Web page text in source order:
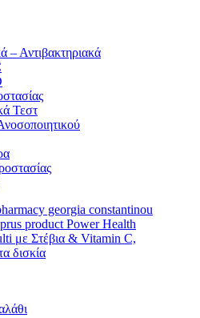
– Αντιβακτηριακά
Τεστ